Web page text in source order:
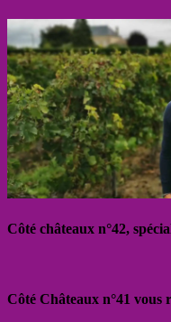
Côté châteaux n°42,
Côté Châteaux n°41 vous